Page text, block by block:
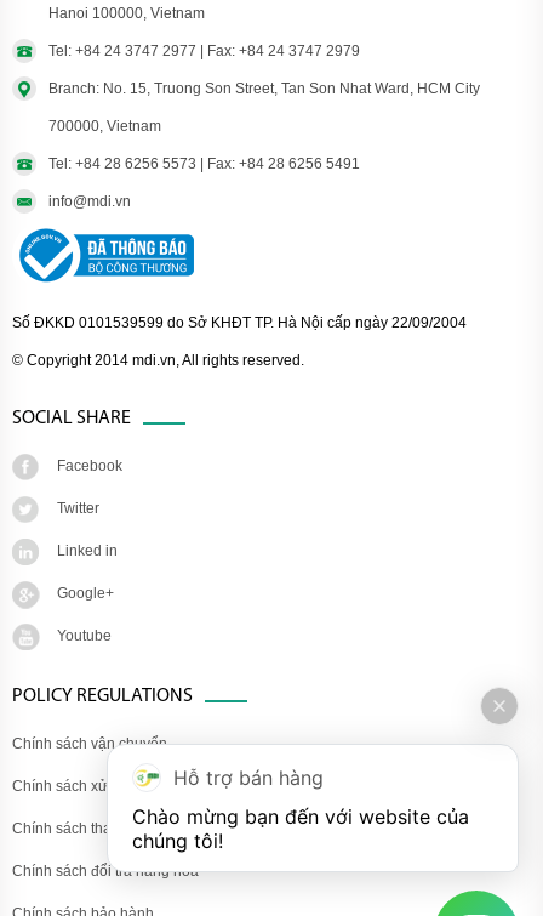
Hanoi 100000, Vietnam
Tel: +84 24 3747 2977 | Fax: +84 24 3747 2979
Branch: No. 15, Truong Son Street, Tan Son Nhat Ward, HCM City
700000, Vietnam
Tel: +84 28 6256 5573 | Fax: +84 28 6256 5491
info@mdi.vn
Số ĐKKD 0101539599 do Sở KHĐT TP. Hà Nội cấp ngày 22/09/2004
© Copyright 2014 mdi.vn, All rights reserved.
SOCIAL SHARE
Facebook
Twitter
Linked in
Google+
Youtube
POLICY REGULATIONS
Chính sách vận chuyển
Chính sách xử lý khiếu nại
Chính sách thanh toán
Chính sách đổi trả hàng hóa
Hỗ trợ bán hàng
Chào mừng bạn đến với website của
chúng tôi!